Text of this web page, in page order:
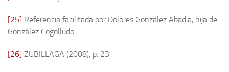
[25] Referencia facilitada por Dolores González Abadía, hija de
González Cogolludo.
[26] ZUBILLAGA (2008), p. 23.